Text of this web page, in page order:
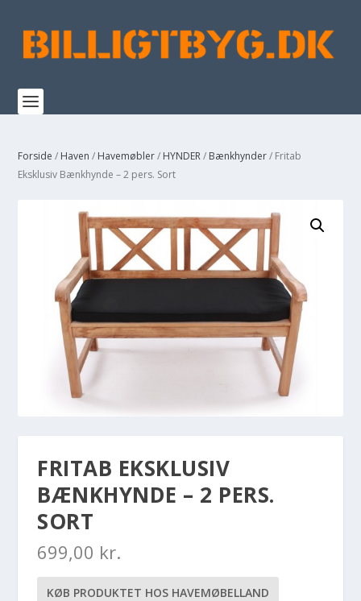
Forside / Haven / Havemøbler/ HYNDER/ Bænkhynder/ Fritab
Eksklusiv Bænkhynde – 2 pers. Sort
FRITAB EKSKLUSIV
BÆNKHYNDE – 2 PERS.
SORT
699,00 kr.
KØB PRODUKTET HOS HAVEMØBELLAND